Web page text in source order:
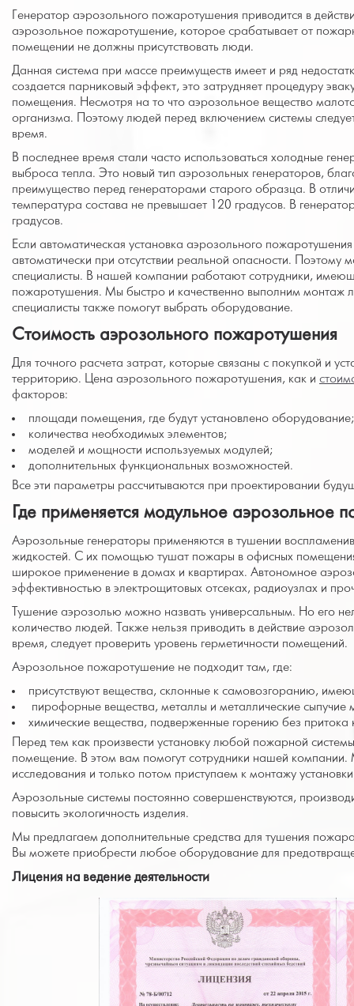
Генератор аэрозольного пожаротушения приводится в
аэрозольное пожаротушение, которое срабатывает от
помещении не должны присутствовать люди.
Данная система при массе преимуществ имеет и ряд
создается парниковый эффект, это затрудняет процедуру
помещения. Несмотря на то что аэрозольное вещество
организма. Поэтому людей перед включением системы
время.
В последнее время стали часто использоваться холодные
выброса тепла. Это новый тип аэрозольных генераторов,
преимущество перед генераторами старого образца. В
температура состава не превышает 120 градусов. В
градусов.
Если автоматическая установка аэрозольного
автоматически при отсутствии реальной опасности.
специалисты. В нашей компании работают сотрудники,
пожаротушения. Мы быстро и качественно выполним монтаж
специалисты также помогут выбрать оборудование.
Стоимость аэрозольного пожаротушения
Для точного расчета затрат, которые связаны с покупкой и
территорию. Цена аэрозольного пожаротушения, как и
факторов:
площади помещения, где будут установлено оборудование;
количества необходимых элементов;
моделей и мощности используемых модулей;
дополнительных функциональных возможностей.
Все эти параметры рассчитываются при проектировании
Где применяется модульное аэрозольное
Аэрозольные генераторы применяются в тушении
жидкостей. С их помощью тушат пожары в офисных
широкое применение в домах и квартирах. Автономное
эффективностью в электрощитовых отсеках, радиоузлах и
Тушение аэрозолью можно назвать универсальным. Но его
количество людей. Также нельзя приводить в действие
время, следует проверить уровень герметичности помещений.
Аэрозольное пожаротушение не подходит там, где:
присутствуют вещества, склонные к самовозгоранию,
пирофорные вещества, металлы и металлические сыпучие
химические вещества, подверженные горению без притока
Перед тем как произвести установку любой пожарной
помещение. В этом вам помогут сотрудники нашей компании.
исследования и только потом приступаем к монтажу
Аэрозольные системы постоянно совершенствуются,
повысить экологичность изделия.
Мы предлагаем дополнительные средства для тушения
Вы можете приобрести любое оборудование для
Лицения на ведение деятельности